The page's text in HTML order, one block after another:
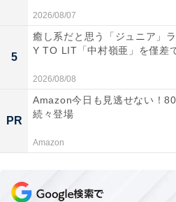
2026/08/07
5
癒し系だと思う「ジュニア」
Y TO LIT「中村嶺亜」を僅差
2026/08/08
PR
Amazon今日も見逃せない！
続々登場
Amazon